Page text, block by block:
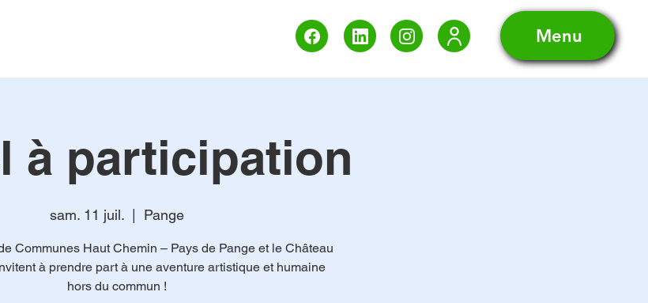
Menu
à participation
sam. 11 juil. Pange
Communes Haut Chemin – Pays de Pange et le Château
à prendre part à une aventure artistique et humaine
hors du commun !